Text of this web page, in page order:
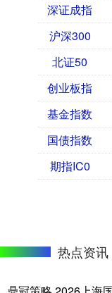
深证成指
沪深300
北证50
创业板指
基金指数
国债指数
期指IC0
热点资讯